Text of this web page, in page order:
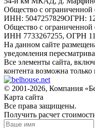
Общество с
ИНН: 5047257829ОГРН:
Общество с ограниченной
ИНН 7733267255, ОГРН
На данном сайте
уведомления
Все элементы сайта,
контента возможна
© 2001-2026, Компания
Карта сайта
Все права защищены.
Получить расчет